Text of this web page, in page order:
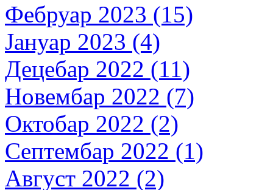
Фебруар 2023 (15)
Јануар 2023 (4)
Децебар 2022 (11)
Новембар 2022 (7)
Октобар 2022 (2)
Септембар 2022 (1)
Август 2022 (2)